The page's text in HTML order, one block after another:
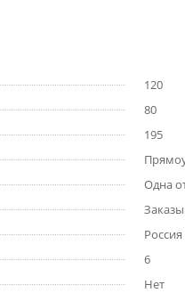
120
80
195
Одна
Россия
6
Нет